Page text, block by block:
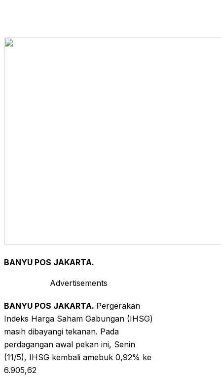
BANYU POS JAKARTA.
Advertisements
BANYU POS JAKARTA. Pergerakan
Indeks Harga Saham Gabungan (IHSG)
masih dibayangi tekanan. Pada
perdagangan awal pekan ini, Senin
(11/5), IHSG kembali amebuk 0,92% ke
6.905,62